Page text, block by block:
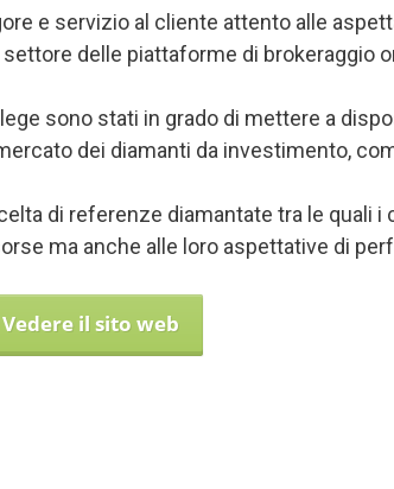
e servizio al cliente attento alle
delle piattaforme di brokeraggio
sono stati in grado di mettere a
dei diamanti da investimento,
di referenze diamantate tra le
ma anche alle loro aspettative di
Vedere il sito web